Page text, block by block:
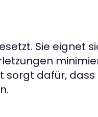
Sie eignet
sorgt dafür, dass